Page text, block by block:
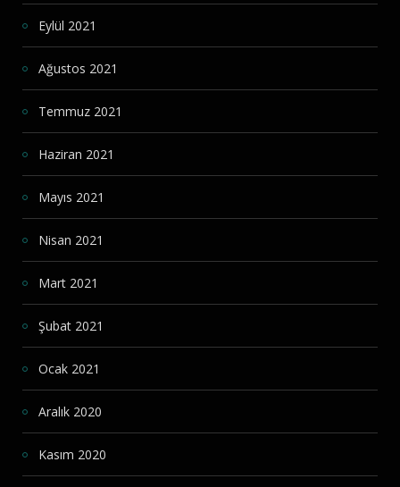
Eylül 2021
Ağustos 2021
Temmuz 2021
Haziran 2021
Mayıs 2021
Nisan 2021
Mart 2021
Şubat 2021
Ocak 2021
Aralık 2020
Kasım 2020